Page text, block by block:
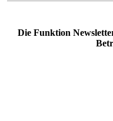
Die Funktion